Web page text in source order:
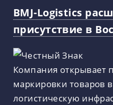
BMJ-Logistics
присутствие в
Компания открывает
маркировки товаров
логистическую